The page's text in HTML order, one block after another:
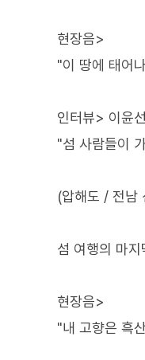
현장음>
"이 땅에 태어
인터뷰> 이윤
"섬 사람들이
(압해도 / 전남
섬 여행의 마
현장음>
"내 고향은 흑